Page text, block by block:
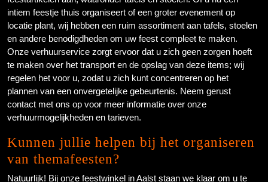
intiem feestje thuis organiseert of een groter evenement op
locatie plant, wij hebben een ruim assortiment aan tafels, stoelen
en andere benodigdheden om uw feest compleet te maken.
Onze verhuurservice zorgt ervoor dat u zich geen zorgen hoeft
te maken over het transport en de opslag van deze items; wij
regelen het voor u, zodat u zich kunt concentreren op het
plannen van een onvergetelijke gebeurtenis. Neem gerust
contact met ons op voor meer informatie over onze
verhuurmogelijkheden en tarieven.
Kunnen jullie helpen bij het organiseren
van themafeesten?
Natuurlijk! Bij onze feestwinkel in Aalst staan we klaar om u te